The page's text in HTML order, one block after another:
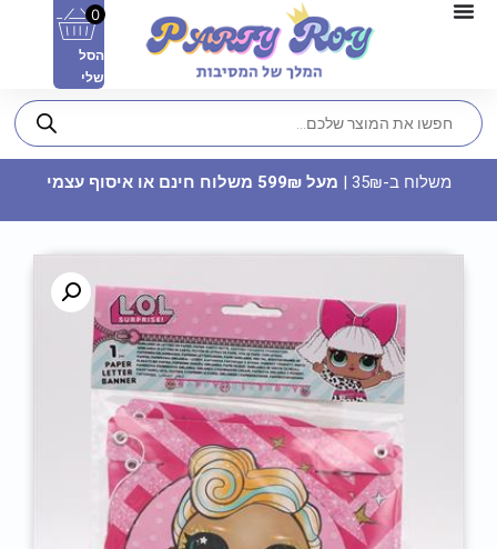
צלוחית פלסטיק - בולבול
9.90₪
0
הסל
שלי
משלוח ב-35₪ | מעל 599₪ משלוח חינם או איסוף עצמי